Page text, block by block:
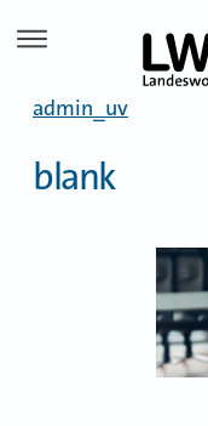
admin_uv
blank